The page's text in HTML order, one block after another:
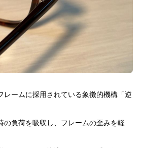
レームに採用されている象徴的機構「逆
の負荷を吸収し、フレームの歪みを軽